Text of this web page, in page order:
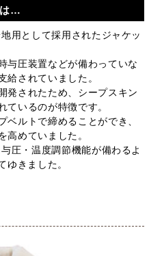
…
用として採用されたジャケッ
与圧装置などが備わっていな
給されていました。
発されたため、シープスキン
ているのが特徴です。
ベルトで締めることができ、
高めていました。
圧・温度調節機能が備わるよ
ゆきました。